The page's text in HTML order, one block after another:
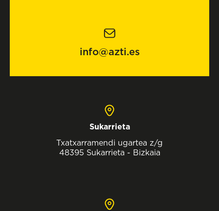
info@azti.es
Sukarrieta
Txatxarramendi ugartea z/g
48395 Sukarrieta - Bizkaia